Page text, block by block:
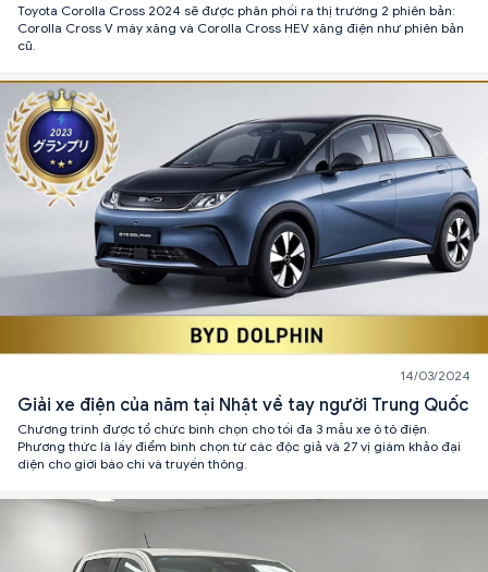
Toyota Corolla Cross 2024 sẽ được phân phối ra thị trường 2 phiên bản:
Corolla Cross V máy xăng và Corolla Cross HEV xăng điện như phiên bản
cũ.
14/03/2024
Giải xe điện của năm tại Nhật về tay người Trung Quốc
Chương trình được tổ chức bình chọn cho tối đa 3 mẫu xe ô tô điện.
Phương thức là lấy điểm bình chọn từ các độc giả và 27 vị giám khảo đại
diện cho giới báo chí và truyền thông.